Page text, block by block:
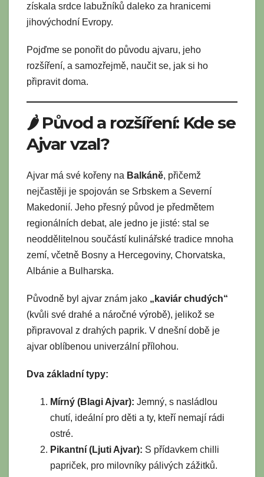
získala srdce labužníků daleko za hranicemi
jihovýchodní Evropy.
Pojďme se ponořit do původu ajvaru, jeho
rozšíření, a samozřejmě, naučit se, jak si ho
připravit doma.
🌶️ Původ a rozšíření: Kde se
Ajvar vzal?
Ajvar má své kořeny na Balkáně, přičemž
nejčastěji je spojován se Srbskem a Severní
Makedonií. Jeho přesný původ je předmětem
regionálních debat, ale jedno je jisté: stal se
neoddělitelnou součástí kulinářské tradice mnoha
zemí, včetně Bosny a Hercegoviny, Chorvatska,
Albánie a Bulharska.
Původně byl ajvar znám jako „kaviár chudých“
(kvůli své drahé a náročné výrobě), jelikož se
připravoval z drahých paprik. V dnešní době je
ajvar oblíbenou univerzální přílohou.
Dva základní typy:
Mírný (Blagi Ajvar): Jemný, s nasládlou
chutí, ideální pro děti a ty, kteří nemají rádi
ostré.
Pikantní (Ljuti Ajvar): S přídavkem chilli
papriček, pro milovníky pálivých zážitků.